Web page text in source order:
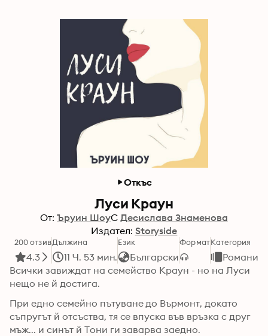
Откъс
Луси Краун
От: Ъруин ШоуС Десислава Знаменова
Издател: Storyside
200 отзив
4.3
Дължина
11 Ч. 53 мин.
Език
Български
ФорматКатегория
Романи
Всички завиждат на семейство Краун - но на Луси
нещо не й достига.
При едно семейно пътуване до Върмонт, докато
съпругът й отсъства, тя се впуска във връзка с друг
мъж... и синът й Тони ги заварва заедно.